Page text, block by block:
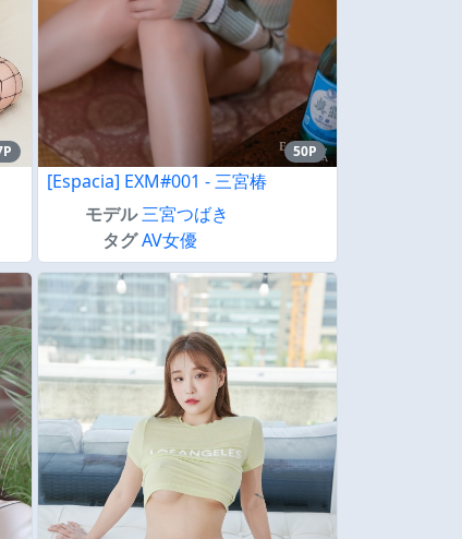
50P
[Espacia] EXM#001 - 三宮椿
モデル三宮つばき
タグAV女優